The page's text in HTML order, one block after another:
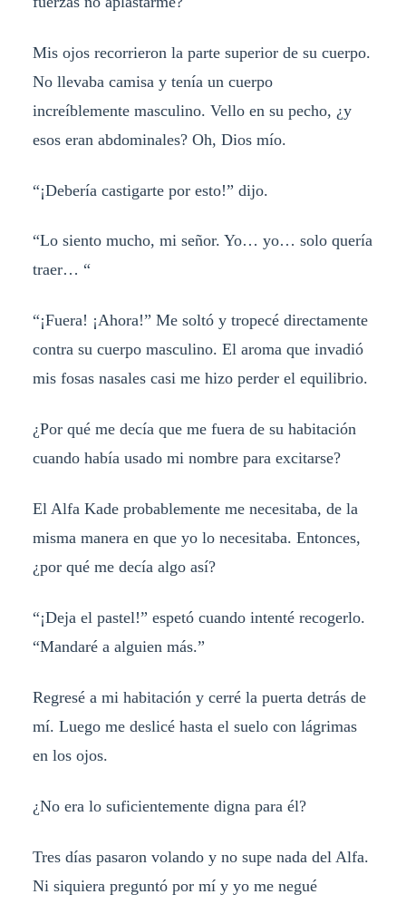
Mis ojos recorrieron la parte superior de su cuerpo.
No llevaba camisa y tenía un cuerpo
increíblemente masculino. Vello en su pecho, ¿y
esos eran abdominales? Oh, Dios mío.
“¡Debería castigarte por esto!” dijo.
“Lo siento mucho, mi señor. Yo… yo… solo quería
traer… “
“¡Fuera! ¡Ahora!” Me soltó y tropecé directamente
contra su cuerpo masculino. El aroma que invadió
mis fosas nasales casi me hizo perder el equilibrio.
¿Por qué me decía que me fuera de su habitación
cuando había usado mi nombre para excitarse?
El Alfa Kade probablemente me necesitaba, de la
misma manera en que yo lo necesitaba. Entonces,
¿por qué me decía algo así?
“¡Deja el pastel!” espetó cuando intenté recogerlo.
“Mandaré a alguien más.”
Regresé a mi habitación y cerré la puerta detrás de
mí. Luego me deslicé hasta el suelo con lágrimas
en los ojos.
¿No era lo suficientemente digna para él?
Tres días pasaron volando y no supe nada del Alfa.
Ni siquiera preguntó por mí y yo me negué